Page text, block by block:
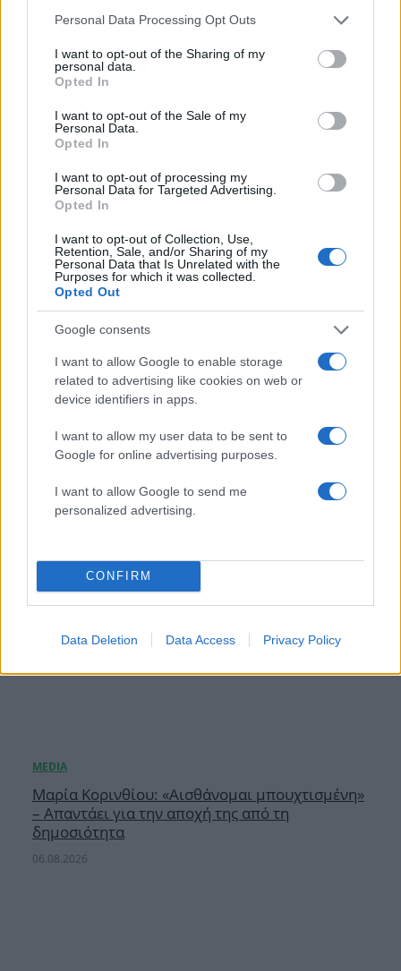
Please note that this website/app uses one or more Google
not limited to your visit or usage behaviour. You may click to
grant or deny consent to Google and its third-party tags to
use your data for below specified purposes in below Google
consent section.
Personal Data Processing Opt Outs
I want to opt-out of the Sharing of my
personal data.
Opted In
I want to opt-out of the Sale of my
Personal Data.
Opted In
I want to opt-out of processing my
Personal Data for Targeted Advertising.
Opted In
I want to opt-out of Collection, Use,
Retention, Sale, and/or Sharing of my
Personal Data that Is Unrelated with the
Purposes for which it was collected.
Opted Out
Google consents
I want to allow Google to enable storage
related to advertising like cookies on web or
device identifiers in apps.
I want to allow my user data to be sent to
Google for online advertising purposes.
I want to allow Google to send me
personalized advertising.
CONFIRM
Data Deletion Data Access Privacy Policy
Ποζάρει με καλοκαιρινή διάθεση στην πισίνα –
06.08.2026
Αθηνά Οικονομάκου: Το βίντεο από τις
– «Είμαι ξαπλωμένη έχοντας αυτή τη θέα»
06.08.2026
Μαρία Κορινθίου: «Αισθάνομαι μπουχτισμένη»
– Απαντάει για την αποχή της από τη
δημοσιότητα
06.08.2026